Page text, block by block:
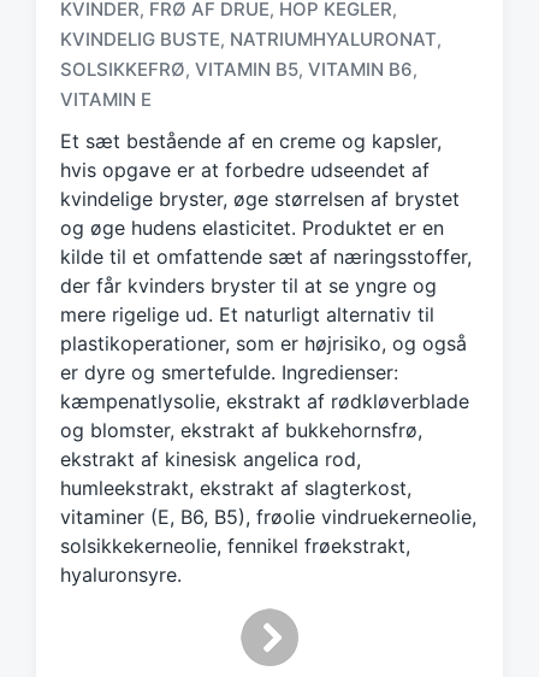
a
g
g
d
w
i
t
h
KVINDER, FRØ AF DRUE, HOP KEGLER,
KVINDELIG BUSTE, NATRIUMHYALURONAT,
SOLSIKKEFRØ, VITAMIN B5, VITAMIN B6,
VITAMIN E
Et sæt bestående af en creme og kapsler,
hvis opgave er at forbedre udseendet af
kvindelige bryster, øge størrelsen af brystet
og øge hudens elasticitet. Produktet er en
kilde til et omfattende sæt af næringsstoffer,
der får kvinders bryster til at se yngre og
mere rigelige ud. Et naturligt alternativ til
plastikoperationer, som er højrisiko, og også
er dyre og smertefulde. Ingredienser:
kæmpenatlysolie, ekstrakt af rødkløverblade
og blomster, ekstrakt af bukkehornsfrø,
ekstrakt af kinesisk angelica rod,
humleekstrakt, ekstrakt af slagterkost,
vitaminer (E, B6, B5), frøolie vindruekerneolie,
solsikkekerneolie, fennikel frøekstrakt,
hyaluronsyre.